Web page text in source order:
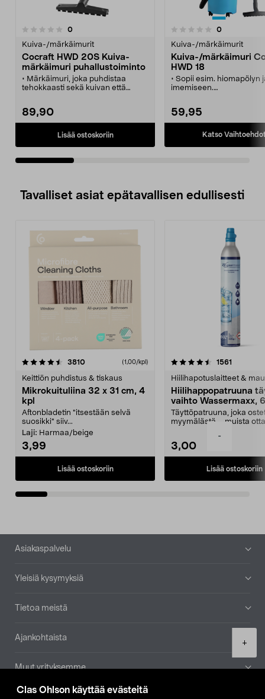
Clas Ohlson käyttää evästeitä
-
+
0arvostelut
Kuiva-/märkäimurit
Cocraft HWD 20S Kuiva-
märkäimuri puhallustoiminto
• Märkäimuri, joka puhdistaa
tehokkaasti sekä kuivan että
märkä-kuivaimuri
puhallustoiminnolla.
• Märkä-kuivaimuri, jossa 20 litran
imurin automaattisesti, kun liitetty
suodattimen ja paperisen
89,90
Lisää ostoskoriin
0.0 viidestä
0arvostelut
Kuiva-/märkäimurit
Kuiva-/märkäimuri
HWD 18
• Sopii esim. hiomapölyn
imemiseen.
• Mukana kaksi erilaista
suodatinta.
59,95
Katso
0.0 viidestä
Tavalliset asiat epätavallisen edullisesti
3810arvostelut (1,00/kpl)
Keittiön puhdistus & tiskaus
Mikrokuituliina 32 x 31 cm, 4
kpl
Aftonbladetin "itsestään selvä
suosikki" siiv...
Laji: Harmaa/beige
3,99
Lisää ostoskoriin
4.5viidestä
1561
Hiilihapotuslaitteet &
Hiilihappopatruuna
vaihto Wassermaxx,
Täyttöpatruuna, joka
myymälästä – muista
3,00
Lisää ostoskoriin
4.5viidestä
Alatunniste
Asiakaspalvelu
Yleisiä kysymyksiä
Tietoa meistä
Ajankohtaista
Muut yrityksemme
Etsi myymälä